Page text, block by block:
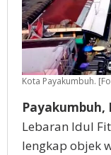
Kota Payakumbuh.
Payakumbuh,
Lebaran Idul
lengkap objek